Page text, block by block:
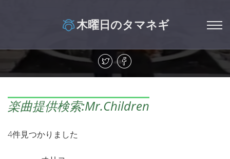
木曜日のタマネギ
楽曲提供検索:Mr.Children
4件見つかりました